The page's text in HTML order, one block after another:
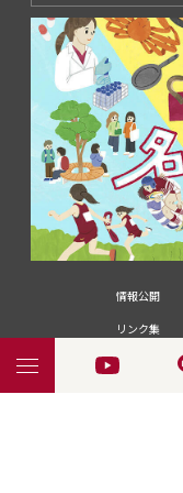
情報公開
リンク集
メディアの皆さま